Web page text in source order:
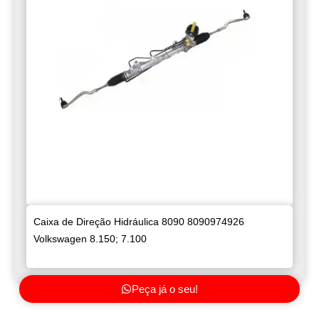
Caixa de Direção Hidráulica 8090 8090974926
Volkswagen 8.150; 7.100
Peça já o seu!